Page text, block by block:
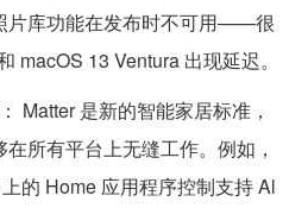
片库功能在发布时不可用——很
macOS 13 Ventura 出现延迟。
Matter 是新的智能家居标准，
所有平台上无缝工作。例如，
的 Home 应用程序控制支持 Al